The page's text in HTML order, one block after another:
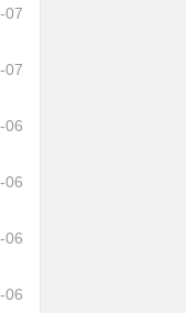
07
07
06
06
06
06